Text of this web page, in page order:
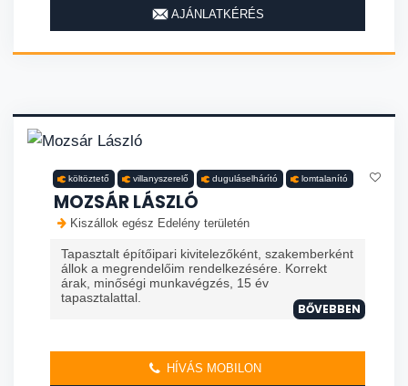
AJÁNLATKÉRÉS
költöztető villanyszerelő duguláselhárító lomtalanító
MOZSÁR LÁSZLÓ
Kiszállok egész Edelény területén
Tapasztalt építőipari kivitelezőként, szakemberként
állok a megrendelőim rendelkezésére. Korrekt
árak, minőségi munkavégzés, 15 év
tapasztalattal.
BŐVEBBEN
HÍVÁS MOBILON